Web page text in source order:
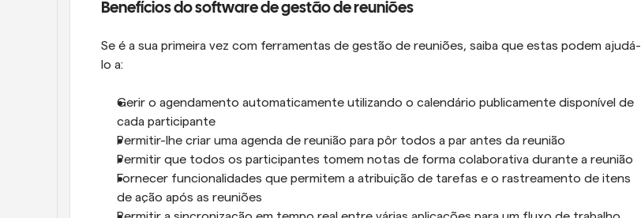
Benefícios do software de gestão de reuniões
Se é a sua primeira vez com ferramentas de gestão de reuniões, saiba que estas podem ajudá-
lo a:
Gerir o agendamento automaticamente utilizando o calendário publicamente disponível de
cada participante
Permitir-lhe criar uma agenda de reunião para pôr todos a par antes da reunião
Permitir que todos os participantes tomem notas de forma colaborativa durante a reunião
Fornecer funcionalidades que permitem a atribuição de tarefas e o rastreamento de itens
de ação após as reuniões